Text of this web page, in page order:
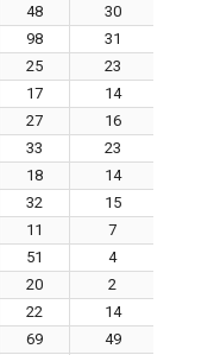
48 30
98 31
25 23
17 14
27 16
33 23
18 14
32 15
11 7
51 4
20 2
22 14
69 49